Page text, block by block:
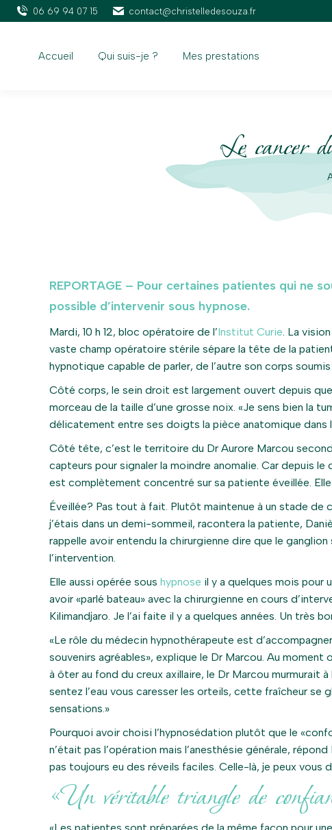
06 69 94 07 15 contact@christelledesouza.fr
Accueil Qui suis-je ? Mes prestations
Le cancer
REPORTAGE – Pour certaines patientes qui ne
possible d’intervenir sous hypnose.
Mardi, 10 h 12, bloc opératoire de l’Institut Curie. La
vaste champ opératoire stérile sépare la tête de la
hypnotique capable de parler, de l’autre son corps
Côté corps, le sein droit est largement ouvert depuis
morceau de la taille d’une grosse noix. «Je sens bien la
délicatement entre ses doigts la pièce anatomique dans
Côté tête, c’est le territoire du Dr Aurore Marcou
capteurs pour signaler la moindre anomalie. Car depuis
est complètement concentré sur sa patiente éveillée.
Éveillée? Pas tout à fait. Plutôt maintenue à un stade
j’étais dans un demi-sommeil, racontera la patiente,
rappelle avoir entendu la chirurgienne dire que le
l’intervention.
Elle aussi opérée sous hypnose il y a quelques mois pour
avoir «parlé bateau» avec la chirurgienne en cours
Kilimandjaro. Je l’ai faite il y a quelques années. Un très
«Le rôle du médecin hypnothérapeute est
souvenirs agréables», explique le Dr Marcou. Au
à ôter au fond du creux axillaire, le Dr Marcou murmurait
sentez l’eau vous caresser les orteils, cette fraîcheur se
sensations.»
Pourquoi avoir choisi l’hypnosédation plutôt que le
n’était pas l’opération mais l’anesthésie générale,
pas toujours eu des réveils faciles. Celle-là, je peux
«Un véritable triangle de